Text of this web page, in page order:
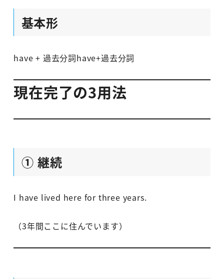
基本形
have + 過去分詞have+過去分詞
現在完了の3用法
① 継続
I have lived here for three years.
（3年間ここに住んでいます）